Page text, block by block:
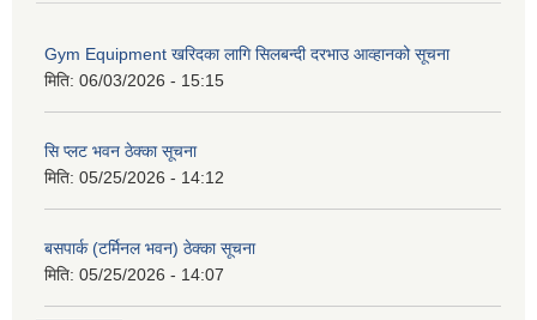
Gym Equipment खरिदका लागि सिलबन्दी दरभाउ आव्हानको सूचना
मिति: 06/03/2026 - 15:15
सि प्लट भवन ठेक्का सूचना
मिति: 05/25/2026 - 14:12
बसपार्क (टर्मिनल भवन) ठेक्का सूचना
मिति: 05/25/2026 - 14:07